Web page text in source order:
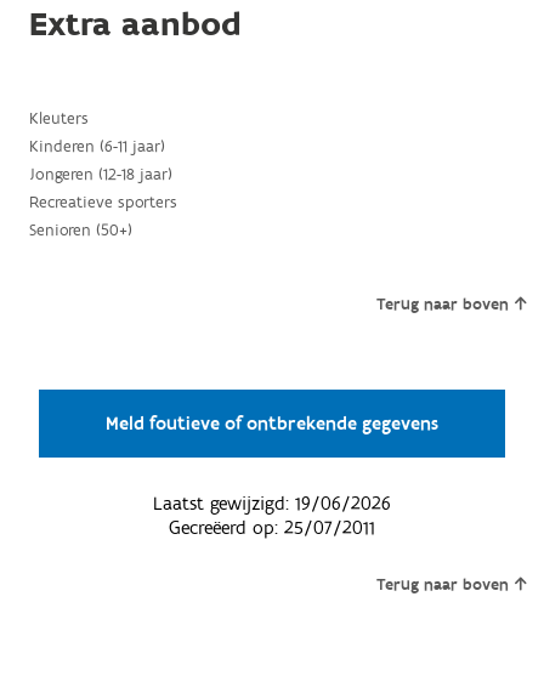
Extra aanbod
Kleuters
Kinderen (6-11 jaar)
Jongeren (12-18 jaar)
Recreatieve sporters
Senioren (50+)
Terug naar boven
Meld foutieve of ontbrekende gegevens
Laatst gewijzigd: 19/06/2026
Gecreëerd op: 25/07/2011
Terug naar boven